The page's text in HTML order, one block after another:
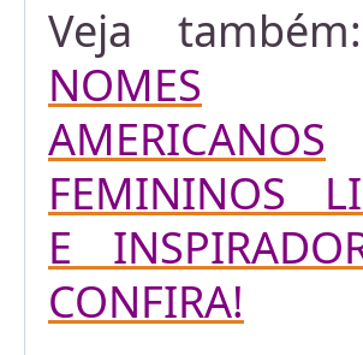
Veja
NOMES
AMERICANOS
FEMININOS
E
CONFIRA!